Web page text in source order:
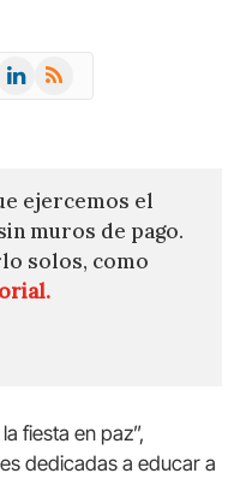
LinkedIn
RSS
ejercemos el
muros de pago.
solos, como
fiesta en paz”,
dedicadas a educar a